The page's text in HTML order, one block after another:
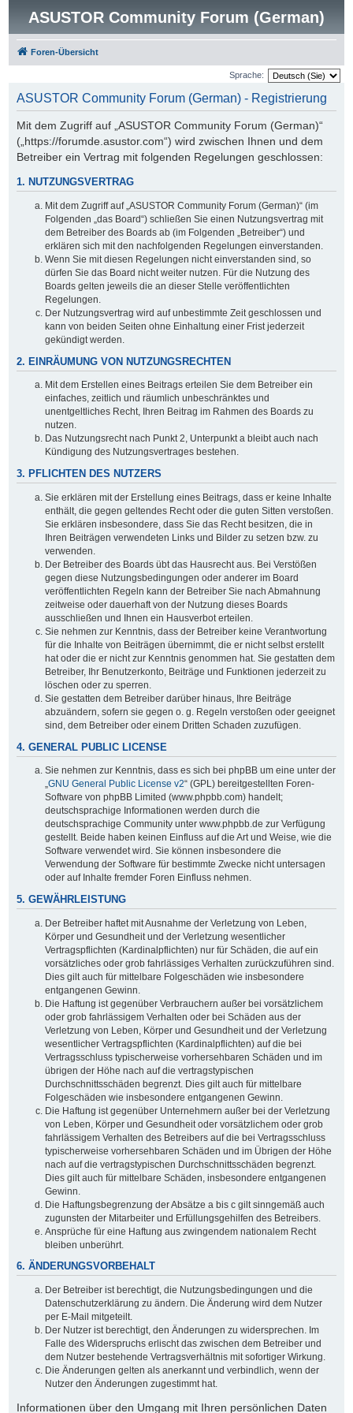
ASUSTOR Community Forum (German)
Foren-Übersicht
Sprache:
ASUSTOR Community Forum (German) - Registrierung
Mit dem Zugriff auf „ASUSTOR Community Forum (German)“
(„https://forumde.asustor.com“) wird zwischen Ihnen und dem
Betreiber ein Vertrag mit folgenden Regelungen geschlossen:
1. NUTZUNGSVERTRAG
Mit dem Zugriff auf „ASUSTOR Community Forum (German)“ (im
Folgenden „das Board“) schließen Sie einen Nutzungsvertrag mit
dem Betreiber des Boards ab (im Folgenden „Betreiber“) und
erklären sich mit den nachfolgenden Regelungen einverstanden.
Wenn Sie mit diesen Regelungen nicht einverstanden sind, so
dürfen Sie das Board nicht weiter nutzen. Für die Nutzung des
Boards gelten jeweils die an dieser Stelle veröffentlichten
Regelungen.
Der Nutzungsvertrag wird auf unbestimmte Zeit geschlossen und
kann von beiden Seiten ohne Einhaltung einer Frist jederzeit
gekündigt werden.
2. EINRÄUMUNG VON NUTZUNGSRECHTEN
Mit dem Erstellen eines Beitrags erteilen Sie dem Betreiber ein
einfaches, zeitlich und räumlich unbeschränktes und
unentgeltliches Recht, Ihren Beitrag im Rahmen des Boards zu
nutzen.
Das Nutzungsrecht nach Punkt 2, Unterpunkt a bleibt auch nach
Kündigung des Nutzungsvertrages bestehen.
3. PFLICHTEN DES NUTZERS
Sie erklären mit der Erstellung eines Beitrags, dass er keine Inhalte
enthält, die gegen geltendes Recht oder die guten Sitten verstoßen.
Sie erklären insbesondere, dass Sie das Recht besitzen, die in
Ihren Beiträgen verwendeten Links und Bilder zu setzen bzw. zu
verwenden.
Der Betreiber des Boards übt das Hausrecht aus. Bei Verstößen
gegen diese Nutzungsbedingungen oder anderer im Board
veröffentlichten Regeln kann der Betreiber Sie nach Abmahnung
zeitweise oder dauerhaft von der Nutzung dieses Boards
ausschließen und Ihnen ein Hausverbot erteilen.
Sie nehmen zur Kenntnis, dass der Betreiber keine Verantwortung
für die Inhalte von Beiträgen übernimmt, die er nicht selbst erstellt
hat oder die er nicht zur Kenntnis genommen hat. Sie gestatten dem
Betreiber, Ihr Benutzerkonto, Beiträge und Funktionen jederzeit zu
löschen oder zu sperren.
Sie gestatten dem Betreiber darüber hinaus, Ihre Beiträge
abzuändern, sofern sie gegen o. g. Regeln verstoßen oder geeignet
sind, dem Betreiber oder einem Dritten Schaden zuzufügen.
4. GENERAL PUBLIC LICENSE
Sie nehmen zur Kenntnis, dass es sich bei phpBB um eine unter der
„GNU General Public License v2“ (GPL) bereitgestellten Foren-
Software von phpBB Limited (www.phpbb.com) handelt;
deutschsprachige Informationen werden durch die
deutschsprachige Community unter www.phpbb.de zur Verfügung
gestellt. Beide haben keinen Einfluss auf die Art und Weise, wie die
Software verwendet wird. Sie können insbesondere die
Verwendung der Software für bestimmte Zwecke nicht untersagen
oder auf Inhalte fremder Foren Einfluss nehmen.
5. GEWÄHRLEISTUNG
Der Betreiber haftet mit Ausnahme der Verletzung von Leben,
Körper und Gesundheit und der Verletzung wesentlicher
Vertragspflichten (Kardinalpflichten) nur für Schäden, die auf ein
vorsätzliches oder grob fahrlässiges Verhalten zurückzuführen sind.
Dies gilt auch für mittelbare Folgeschäden wie insbesondere
entgangenen Gewinn.
Die Haftung ist gegenüber Verbrauchern außer bei vorsätzlichem
oder grob fahrlässigem Verhalten oder bei Schäden aus der
Verletzung von Leben, Körper und Gesundheit und der Verletzung
wesentlicher Vertragspflichten (Kardinalpflichten) auf die bei
Vertragsschluss typischerweise vorhersehbaren Schäden und im
übrigen der Höhe nach auf die vertragstypischen
Durchschnittsschäden begrenzt. Dies gilt auch für mittelbare
Folgeschäden wie insbesondere entgangenen Gewinn.
Die Haftung ist gegenüber Unternehmern außer bei der Verletzung
von Leben, Körper und Gesundheit oder vorsätzlichem oder grob
fahrlässigem Verhalten des Betreibers auf die bei Vertragsschluss
typischerweise vorhersehbaren Schäden und im Übrigen der Höhe
nach auf die vertragstypischen Durchschnittsschäden begrenzt.
Dies gilt auch für mittelbare Schäden, insbesondere entgangenen
Gewinn.
Die Haftungsbegrenzung der Absätze a bis c gilt sinngemäß auch
zugunsten der Mitarbeiter und Erfüllungsgehilfen des Betreibers.
Ansprüche für eine Haftung aus zwingendem nationalem Recht
bleiben unberührt.
6. ÄNDERUNGSVORBEHALT
Der Betreiber ist berechtigt, die Nutzungsbedingungen und die
Datenschutzerklärung zu ändern. Die Änderung wird dem Nutzer
per E-Mail mitgeteilt.
Der Nutzer ist berechtigt, den Änderungen zu widersprechen. Im
Falle des Widerspruchs erlischt das zwischen dem Betreiber und
dem Nutzer bestehende Vertragsverhältnis mit sofortiger Wirkung.
Die Änderungen gelten als anerkannt und verbindlich, wenn der
Nutzer den Änderungen zugestimmt hat.
Informationen über den Umgang mit Ihren persönlichen Daten